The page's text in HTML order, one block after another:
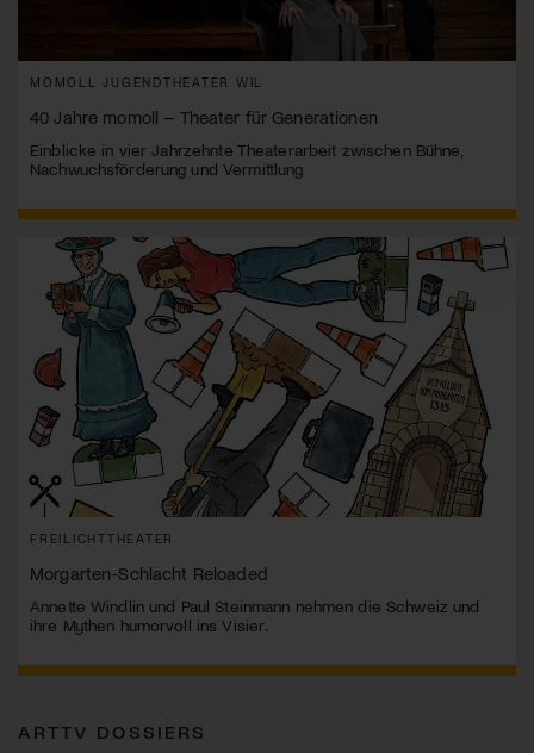
MOMOLL JUGENDTHEATER WIL
40 Jahre momoll – Theater für Generationen
Einblicke in vier Jahrzehnte Theaterarbeit zwischen Bühne,
Nachwuchsförderung und Vermittlung
FREILICHTTHEATER
Morgarten-Schlacht Reloaded
Annette Windlin und Paul Steinmann nehmen die Schweiz und
ihre Mythen humorvoll ins Visier.
ARTTV DOSSIERS